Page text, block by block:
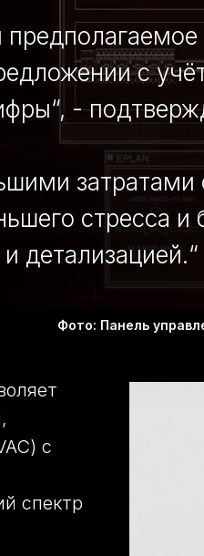
с
-
затратами
стресса и
детализацией.“
Фото: Панель
с
спектр